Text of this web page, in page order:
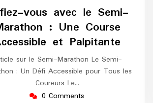
europe-
marathon
vous avec le Semi-
: Une Course
et Palpitante
sur le Semi-Marathon Le Semi-
: Un Défi Accessible pour Tous les
Coureurs Le…
0 Comments